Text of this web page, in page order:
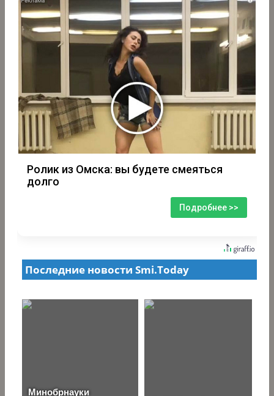
Ролик из Омска: вы будете смеяться
долго
Подробнее >>